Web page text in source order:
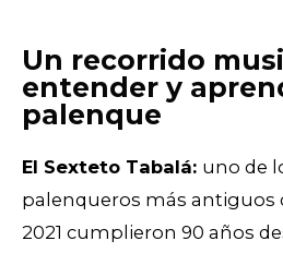
Un recorrido
entender y
palenque
El Sexteto Tabalá: uno de
palenqueros más antiguos
2021 cumplieron 90 años